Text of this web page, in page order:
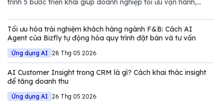
trình 5 bước triển khai giúp doanh nghiệp tối ưu vận hành,
đầy biến động.
Tối ưu hóa trải nghiệm khách hàng ngành F&B: Cách AI
Agent của Bizfly tự động hóa quy trình đặt bàn và tư vấn
Ứng dụng AI 28 Thg 05 2026
AI Customer Insight trong CRM là gì? Cách khai thác insight
để tăng doanh thu
Ứng dụng AI 26 Thg 05 2026